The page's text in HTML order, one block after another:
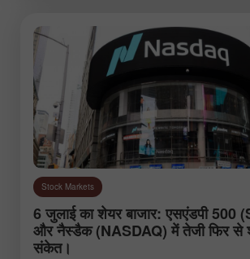
Stock Markets
6 जुलाई का शेयर बाजार: एसएंडपी 500
और नैस्डैक (NASDAQ) में तेजी फिर से
संकेत।